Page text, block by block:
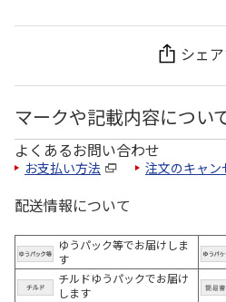
シェ
マークや記載内容につい
よくあるお問い合わせ
お支払い方法 注文のキャン
配送情報について
ゆうパック等でお届けしま
す
チルドゆうパックでお届け
します